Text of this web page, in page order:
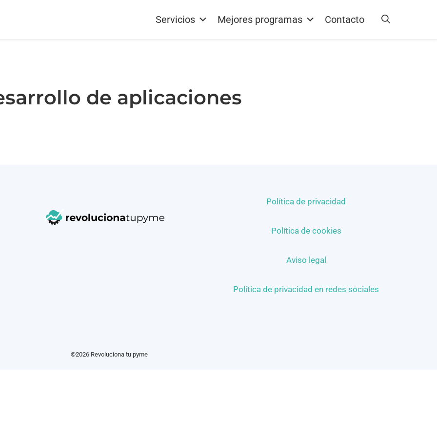
Servicios Mejores programas Contacto
de aplicaciones
Política de privacidad
Política de cookies
Aviso legal
Política de privacidad en redes sociales
©2026 Revoluciona tu pyme